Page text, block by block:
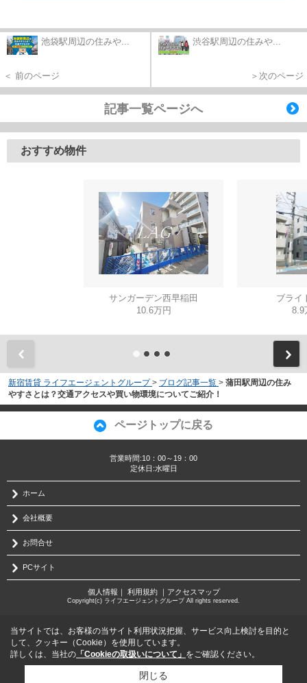
池袋駅周辺の住みや...
＜ 前のページ
渋谷駅周辺の住みや...
＞次のページ
記事一覧ページへ
おすすめ物件
サンガーデン西早稲田
10.6万円
ブライ
8.9
新宿賃貸 ライフエージェントグループ > ブログ記事一覧 > 蒲田駅周辺の住み
やすさとは？交通アクセスや買い物環境についてご紹介！
ページトップに戻る
営業時間:10：00～19：00
定休日:水曜日
ホーム
会社概要
お問合せ
PCサイト
個人情報 ｜ 利用規約｜ アクセスマップ
Copyright(c) ライフエージェントグループ All rights reserved.
当サイトでは、お客様の当サイト利用状況把握、サービス向上検討を目的と
して、クッキー（Cookie）を使用しています。
詳しくは、当社の 「Cookieの取扱いについて」 をご確認ください。
閉じる